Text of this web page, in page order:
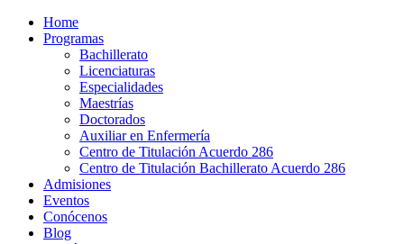
Home
Programas
Bachillerato
Licenciaturas
Especialidades
Maestrías
Doctorados
Auxiliar en Enfermería
Centro de Titulación Acuerdo 286
Centro de Titulación Bachillerato Acuerdo 286
Admisiones
Eventos
Conócenos
Blog